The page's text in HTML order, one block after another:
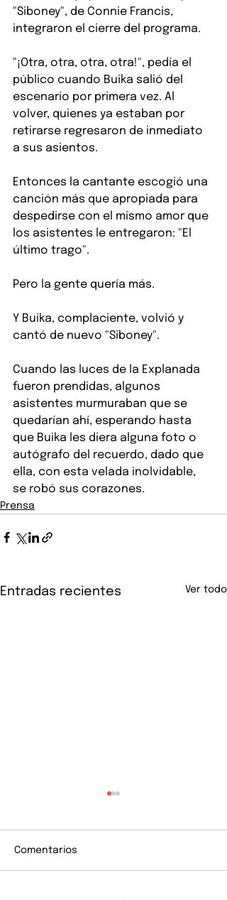
"Siboney", de Connie Francis,
integraron el cierre del programa.
"¡Otra, otra, otra, otra!", pedía el
público cuando Buika salió del
escenario por primera vez. Al
volver, quienes ya estaban por
retirarse regresaron de inmediato
a sus asientos.
Entonces la cantante escogió una
canción más que apropiada para
despedirse con el mismo amor que
los asistentes le entregaron: "El
último trago".
Pero la gente quería más.
Y Buika, complaciente, volvió y
cantó de nuevo "Siboney".
Cuando las luces de la Explanada
fueron prendidas, algunos
asistentes murmuraban que se
quedarían ahí, esperando hasta
que Buika les diera alguna foto o
autógrafo del recuerdo, dado que
ella, con esta velada inolvidable,
se robó sus corazones.
Prensa
Entradas recientes Ver todo
Comentarios